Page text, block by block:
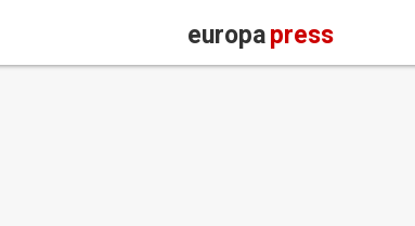
europapress